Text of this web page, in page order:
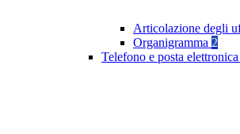
Articolazione degli
Organigramma 2
Telefono e posta elettronica